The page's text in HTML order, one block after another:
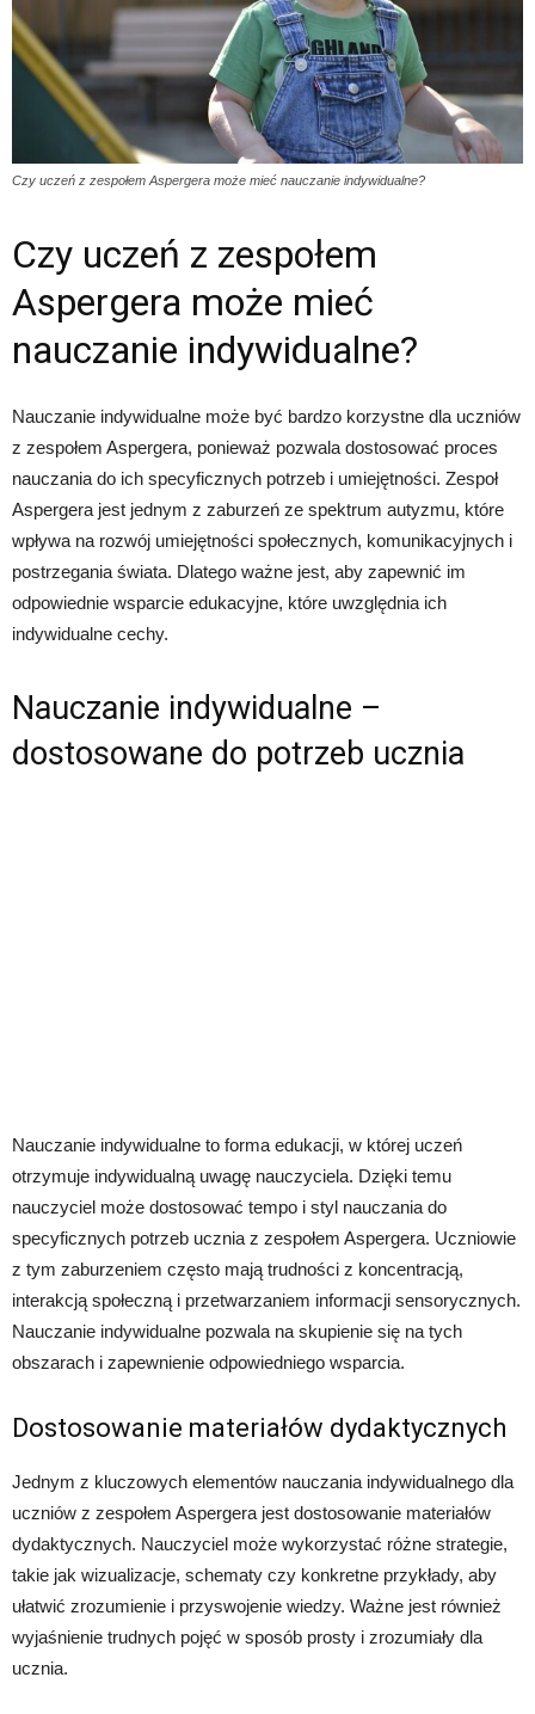
Czy uczeń z zespołem Aspergera może mieć nauczanie indywidualne?
Czy uczeń z zespołem
Aspergera może mieć
nauczanie indywidualne?
Nauczanie indywidualne może być bardzo korzystne dla uczniów
z zespołem Aspergera, ponieważ pozwala dostosować proces
nauczania do ich specyficznych potrzeb i umiejętności. Zespoł
Aspergera jest jednym z zaburzeń ze spektrum autyzmu, które
wpływa na rozwój umiejętności społecznych, komunikacyjnych i
postrzegania świata. Dlatego ważne jest, aby zapewnić im
odpowiednie wsparcie edukacyjne, które uwzględnia ich
indywidualne cechy.
Nauczanie indywidualne –
dostosowane do potrzeb ucznia
Nauczanie indywidualne to forma edukacji, w której uczeń
otrzymuje indywidualną uwagę nauczyciela. Dzięki temu
nauczyciel może dostosować tempo i styl nauczania do
specyficznych potrzeb ucznia z zespołem Aspergera. Uczniowie
z tym zaburzeniem często mają trudności z koncentracją,
interakcją społeczną i przetwarzaniem informacji sensorycznych.
Nauczanie indywidualne pozwala na skupienie się na tych
obszarach i zapewnienie odpowiedniego wsparcia.
Dostosowanie materiałów dydaktycznych
Jednym z kluczowych elementów nauczania indywidualnego dla
uczniów z zespołem Aspergera jest dostosowanie materiałów
dydaktycznych. Nauczyciel może wykorzystać różne strategie,
takie jak wizualizacje, schematy czy konkretne przykłady, aby
ułatwić zrozumienie i przyswojenie wiedzy. Ważne jest również
wyjaśnienie trudnych pojęć w sposób prosty i zrozumiały dla
ucznia.